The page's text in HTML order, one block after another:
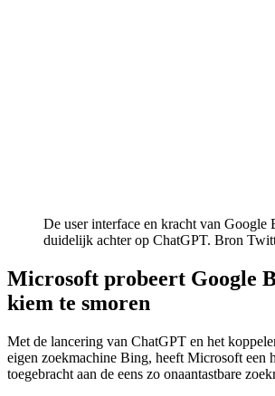
De user interface en kracht van Google
duidelijk achter op ChatGPT. Bron
Microsoft probeert Google
kiem te smoren
Met de lancering van ChatGPT en het
eigen zoekmachine Bing, heeft Microsoft een
toegebracht aan de eens zo onaantastbare